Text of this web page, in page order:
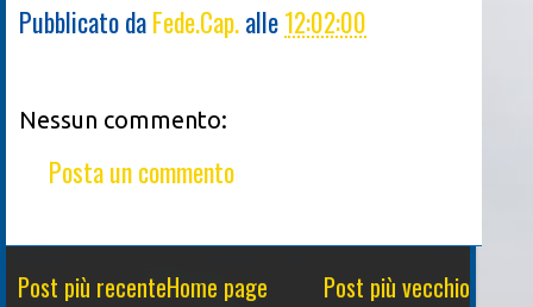
Pubblicato daFede.Cap.alle12:02:00
Nessun commento:
Posta un commento
Post più recente Post più vecchio
Home page